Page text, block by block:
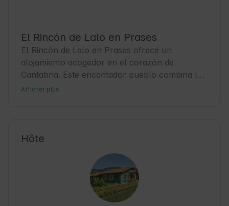
El Rincón de Lalo en Prases
El Rincón de Lalo en Prases ofrece un
alojamiento acogedor en el corazón de
Cantabria. Este encantador pueblo combina la
tranquilidad rural con la cercanía a la
rica cultura local. Prases es un punto de
servicios básicos y un ambiente amigable que
invita a la aventura y al descanso. 🍃
Afficher plus
Hôte